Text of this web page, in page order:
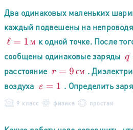
Два одинаковых маленьких
каждый подвешены на
м
ℓ =1м
к одной точке. После
сообщены одинаковые заряды q
расстояние
см
r=9см
.
воздуха ε=1 . Определить
9 класс физика простая